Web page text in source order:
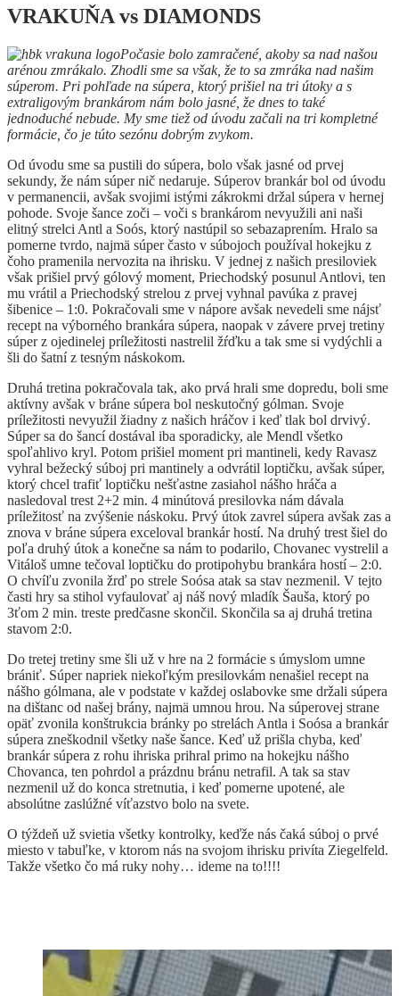
VRAKUŇA vs DIAMONDS
Počasie bolo zamračené, akoby sa nad našou
arénou zmrákalo. Zhodli sme sa však, že to sa zmráka nad našim
súperom. Pri pohľade na súpera, ktorý prišiel na tri útoky a s
extraligovým brankárom nám bolo jasné, že dnes to také
jednoduché nebude. My sme tiež od úvodu začali na tri kompletné
formácie, čo je túto sezónu dobrým zvykom.
Od úvodu sme sa pustili do súpera, bolo však jasné od prvej
sekundy, že nám súper nič nedaruje. Súperov brankár bol od úvodu
v permanencii, avšak svojimi istými zákrokmi držal súpera v hernej
pohode. Svoje šance zoči – voči s brankárom nevyužili ani naši
elitný strelci Antl a Soós, ktorý nastúpil so sebazaprením. Hralo sa
pomerne tvrdo, najmä súper často v súbojoch používal hokejku z
čoho pramenila nervozita na ihrisku. V jednej z našich presiloviek
však prišiel prvý gólový moment, Priechodský posunul Antlovi, ten
mu vrátil a Priechodský strelou z prvej vyhnal pavúka z pravej
šibenice – 1:0. Pokračovali sme v nápore avšak nevedeli sme nájsť
recept na výborného brankára súpera, naopak v závere prvej tretiny
súper z ojedinelej príležitosti nastrelil žŕďku a tak sme si vydýchli a
šli do šatní z tesným náskokom.
Druhá tretina pokračovala tak, ako prvá hrali sme dopredu, boli sme
aktívny avšak v bráne súpera bol neskutočný gólman. Svoje
príležitosti nevyužil žiadny z našich hráčov i keď tlak bol drvivý.
Súper sa do šancí dostával iba sporadicky, ale Mendl všetko
spoľahlivo kryl. Potom prišiel moment pri mantineli, kedy Ravasz
vyhral bežecký súboj pri mantinely a odvrátil loptičku, avšak súper,
ktorý chcel trafiť loptičku nešťastne zasiahol nášho hráča a
nasledoval trest 2+2 min. 4 minútová presilovka nám dávala
príležitosť na zvýšenie náskoku. Prvý útok zavrel súpera avšak zas a
znova v bráne súpera exceloval brankár hostí. Na druhý trest šiel do
poľa druhý útok a konečne sa nám to podarilo, Chovanec vystrelil a
Vitáloš umne tečoval loptičku do protipohybu brankára hostí – 2:0.
O chvíľu zvonila žrď po strele Soósa atak sa stav nezmenil. V tejto
časti hry sa stihol vyfaulovať aj náš nový mladík Šauša, ktorý po
3ťom 2 min. treste predčasne skončil. Skončila sa aj druhá tretina
stavom 2:0.
Do tretej tretiny sme šli už v hre na 2 formácie s úmyslom umne
brániť. Súper napriek niekoľkým presilovkám nenašiel recept na
nášho gólmana, ale v podstate v každej oslabovke sme držali súpera
na dištanc od našej brány, najmä umnou hrou. Na súperovej strane
opäť zvonila konštrukcia bránky po strelách Antla i Soósa a brankár
súpera zneškodnil všetky naše šance. Keď už prišla chyba, keď
brankár súpera z rohu ihriska prihral primo na hokejku nášho
Chovanca, ten pohrdol a prázdnu bránu netrafil. A tak sa stav
nezmenil už do konca stretnutia, i keď pomerne upotené, ale
absolútne zaslúžné víťazstvo bolo na svete.
O týždeň už svietia všetky kontrolky, keďže nás čaká súboj o prvé
miesto v tabuľke, v ktorom nás na svojom ihrisku privíta Ziegelfeld.
Takže všetko čo má ruky nohy… ideme na to!!!!